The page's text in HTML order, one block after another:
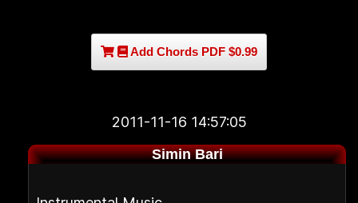
Add Chords PDF $0.99
2011-11-16 14:57:05
Simin Bari